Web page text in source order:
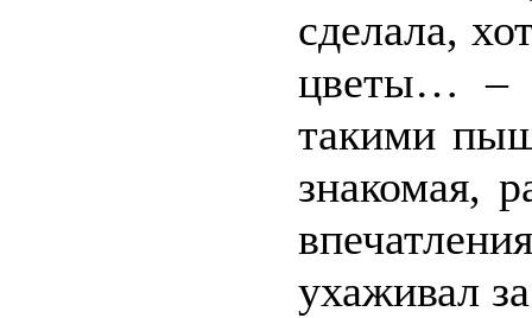
сделала,
цветы… –
такими
знакомая,
ухаживал